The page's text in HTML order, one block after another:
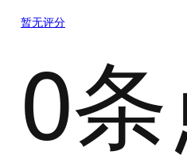
暂无评分
0